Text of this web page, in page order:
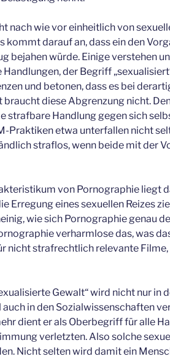
nach wie vor einheitlich von
kommt darauf an, dass ein den
bejahen würde. Einige verstehen
der Begriff
und betonen, dass es bei
diese Abgrenzung nicht.
strafbare Handlung gegen sich
Praktiken etwa unterfallen nicht
straflos, wenn beide mit der
von Pornographie liegt
Erregung eines sexuellen Reizes
wie sich Pornographie genau
verharmlose das, was
nicht strafrechtlich relevante
Gewalt“ wird nicht nur in
in den Sozialwissenschaften
dient er als Oberbegriff für alle
verletzten. Also solche
Nicht selten wird damit ein